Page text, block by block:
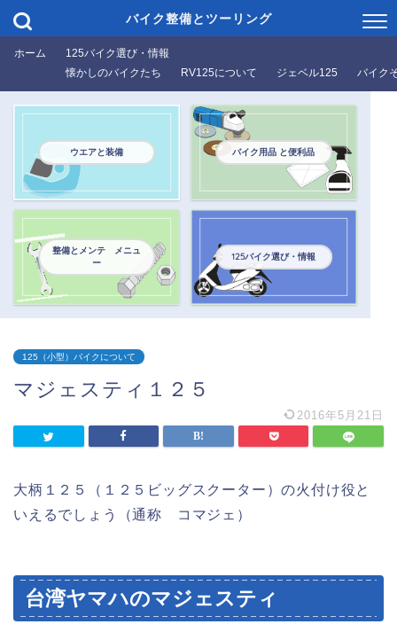
バイク整備とツーリング
ホーム
125バイク選び・情報
懐かしのバイクたち
RV125について ジェベル125 バイク
ウエアと装備 バイク用品 と便利品
整備とメンテ メニュ
ー
125バイク選び・情報
125（小型）バイクについて
マジェスティ１２５
2016年5月21日
大柄１２５（１２５ビッグスクーター）の火付け役と
いえるでしょう（通称 コマジェ）
台湾ヤマハのマジェスティ